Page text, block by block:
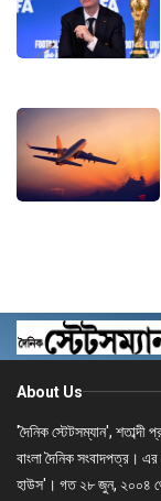
About Us
'দৈনিক স্টেটসম্যান', শতাব্দী
বাংলা দৈনিক সংবাদপত্র। এর
হাউস'। গত ২৮ জুন, ২০০৪